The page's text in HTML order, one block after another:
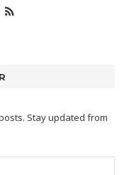
Stay updated from